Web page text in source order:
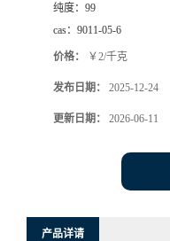
纯度： 99
cas： 9011-05-6
价格： ￥2/千克
发布日期： 2025-12-24
更新日期： 2026-06-11
产品详请